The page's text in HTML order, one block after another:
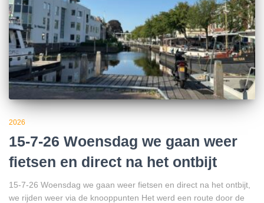
2026
15-7-26 Woensdag we gaan weer
fietsen en direct na het ontbijt
15-7-26 Woensdag we gaan weer fietsen en direct na het ontbijt,
we rijden weer via de knooppunten Het werd een route door de